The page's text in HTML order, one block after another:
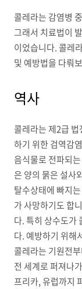
콜레라는 감염병
그래서 치료법이
이었습니다. 콜레
및 예방법을 다뤄
역사
콜레라는 제2급
하기 위한 검역감
음식물로 전파되
은 양의 묽은 설사
탈수상태에 빠지
가 사망하기도 합
다. 특히 상수도가
다. 예방하기 위해
콜레라는 기원전
전 세계로 퍼져나
프리카, 유럽까지